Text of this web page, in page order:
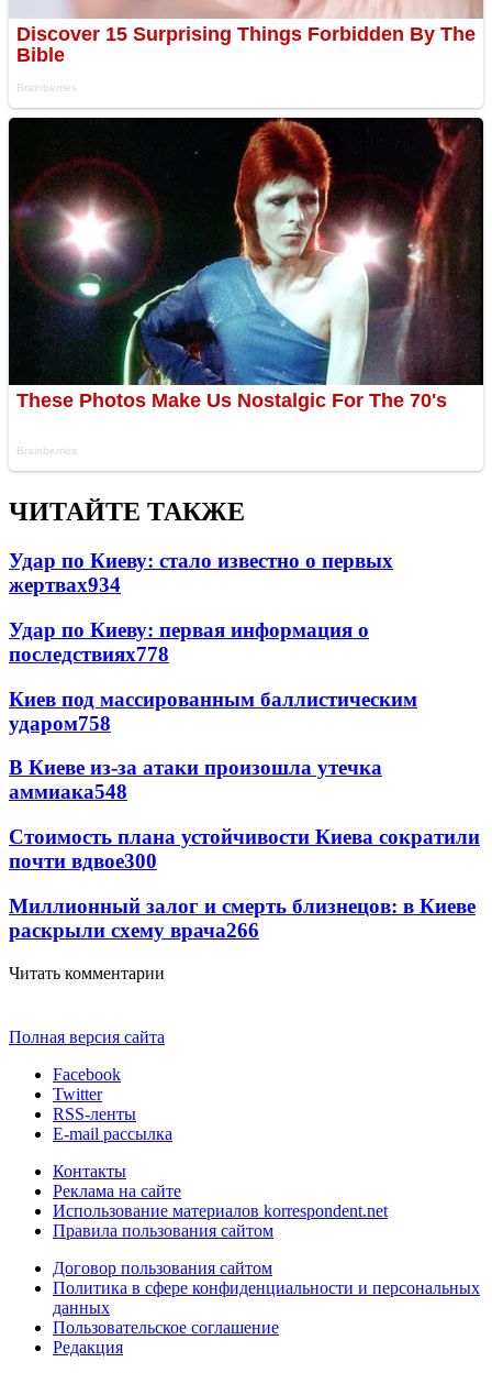
ЧИТАЙТЕ ТАКЖЕ
Удар по Киеву: стало известно о первых
жертвах934
Удар по Киеву: первая информация о
последствиях778
Киев под массированным баллистическим
ударом758
В Киеве из-за атаки произошла утечка
аммиака548
Стоимость плана устойчивости Киева сократили
почти вдвое300
Миллионный залог и смерть близнецов: в Киеве
раскрыли схему врача266
Читать комментарии
Полная версия сайта
Facebook
Twitter
RSS-ленты
E-mail рассылка
Контакты
Реклама на сайте
Использование материалов korrespondent.net
Правила пользования сайтом
Договор пользования сайтом
Политика в сфере конфиденциальности и персональных
данных
Пользовательское соглашение
Редакция